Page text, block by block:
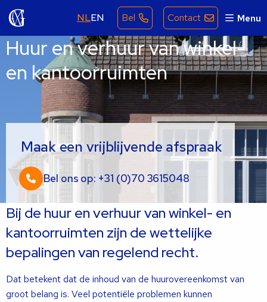
NLEN Bel Contact Menu
Huur en verhuur van winkel-
en kantoorruimten
Maak een vrijblijvende afspraak
Bel ons op: +31 (0)70 3615048
Bij de huur en verhuur van winkel- en
kantoorruimten zijn de wettelijke
bepalingen van regelend recht.
Dat betekent dat de inhoud van de huurovereenkomst van
groot belang is. Veel potentiële problemen kunnen